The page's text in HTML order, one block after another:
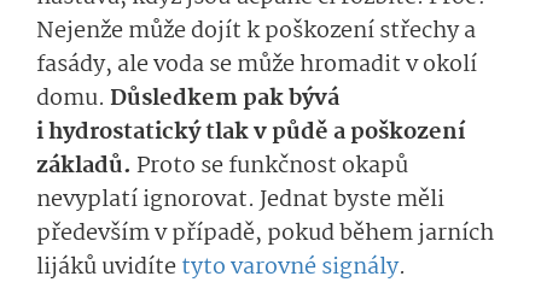
Nejenže může dojít k poškození střechy a
fasády, ale voda se může hromadit v okolí
domu. Důsledkem pak bývá
i hydrostatický tlak v půdě a poškození
základů. Proto se funkčnost okapů
nevyplatí ignorovat. Jednat byste měli
především v případě, pokud během jarních
lijáků uvidítetyto varovné signály.